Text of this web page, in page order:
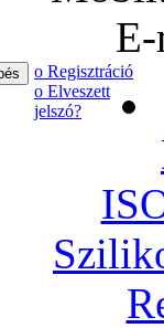
ο Regisztráció
ο Elveszett
jelszó?